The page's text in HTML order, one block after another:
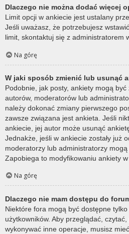
Dlaczego nie można dodać więcej
Limit opcji w ankiecie jest ustalany
Jeśli uważasz, że potrzebujesz
limit, skontaktuj się z administratorem
Na górę
W jaki sposób zmienić lub usunąć
Podobnie, jak posty, ankiety mogą
autorów, moderatorów lub
należy dokonać zmiany pierwszego
zawsze związana jest ankieta. Jeśli
ankiecie, jej autor może usunąć
Jednakże, jeśli w ankiecie zostały już
moderatorzy lub administratorzy
Zapobiega to modyfikowaniu ankiety w
Na górę
Dlaczego nie mam dostępu do
Niektóre fora mogą być dostępne
użytkowników. Aby przeglądać,
wykonywać inne operacje, musisz